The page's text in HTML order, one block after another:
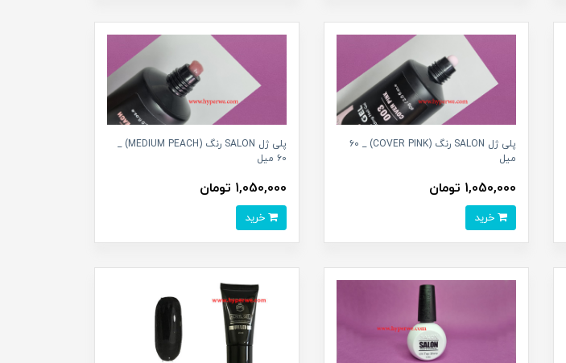
پلی ژل SALON رنگ (COVER PINK) _ ۶0
میل
1,050,000 تومان
خرید
پلی ژل SALON رنگ (MEDIUM PEACH) _
۶0 میل
1,050,000 تومان
خرید